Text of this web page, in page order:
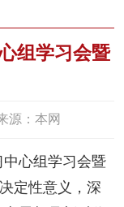
组学习会暨
源：本网
心组学习会暨
定性意义，深